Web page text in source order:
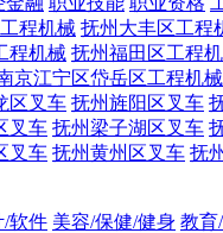
程机械 抚州大丰区工程
程机械 抚州福田区工程
京江宁区岱岳区工程机械
区叉车 抚州旌阳区叉车
叉车 抚州梁子湖区叉车
叉车 抚州黄州区叉车 抚
/软件 美容/保健/健身 教育